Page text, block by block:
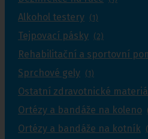
Alkohol testery (1)
Tejpovací pásky (2)
Rehabilitační a sportovní
Sprchové gely (1)
Ostatní zdravotnické
Ortézy a bandáže na koleno
Ortézy a bandáže na kotník